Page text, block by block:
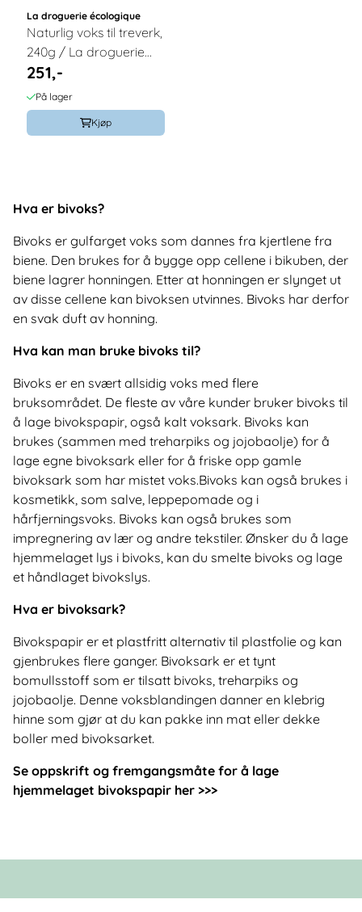
La droguerie écologique
Naturlig voks til treverk,
240g / La droguerie
écologique®
251,-
På lager
Kjøp
Hva er bivoks?
Bivoks er gulfarget voks som dannes fra kjertlene fra
biene. Den brukes for å bygge opp cellene i bikuben, der
biene lagrer honningen. Etter at honningen er slynget ut
av disse cellene kan bivoksen utvinnes. Bivoks har derfor
en svak duft av honning.
Hva kan man bruke bivoks til?
Bivoks er en svært allsidig voks med flere
bruksområdet. De fleste av våre kunder bruker bivoks til
å lage bivokspapir, også kalt voksark. Bivoks kan
brukes (sammen med treharpiks og jojobaolje) for å
lage egne bivoksark eller for å friske opp gamle
bivoksark som har mistet voks.Bivoks kan også brukes i
kosmetikk, som salve, leppepomade og i
hårfjerningsvoks. Bivoks kan også brukes som
impregnering av lær og andre tekstiler. Ønsker du å lage
hjemmelaget lys i bivoks, kan du smelte bivoks og lage
et håndlaget bivokslys.
Hva er bivoksark?
Bivokspapir er et plastfritt alternativ til plastfolie og kan
gjenbrukes flere ganger. Bivoksark er et tynt
bomullsstoff som er tilsatt bivoks, treharpiks og
jojobaolje. Denne voksblandingen danner en klebrig
hinne som gjør at du kan pakke inn mat eller dekke
boller med bivoksarket.
Se oppskrift og fremgangsmåte for å lage
hjemmelaget bivokspapir her >>>